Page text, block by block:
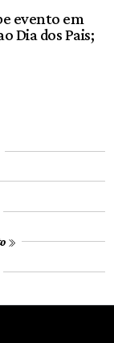
evento em
Dia dos Pais;